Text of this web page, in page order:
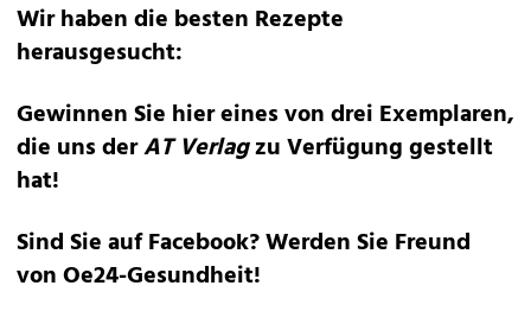
Wir haben die besten Rezepte
herausgesucht:
Gewinnen Sie hier eines von drei Exemplaren,
die uns derAT Verlagzu Verfügung gestellt
hat!
Sind Sie auf Facebook? Werden Sie Freund
vonOe24-Gesundheit!